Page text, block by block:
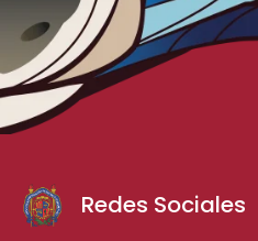
Redes Sociales